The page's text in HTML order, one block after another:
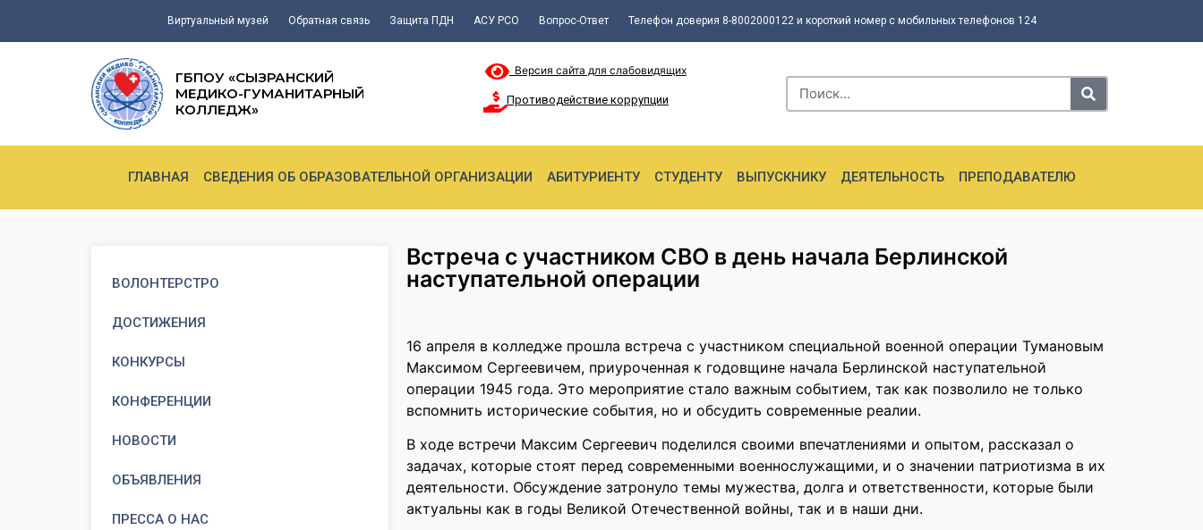
Виртуальный музей Обратная связь Защита ПДН АСУ РСО Вопрос-Ответ Телефон доверия 8-8002000122 и короткий номер с мобильных телефонов 124
ГБПОУ «СЫЗРАНСКИЙ
МЕДИКО-ГУМАНИТАРНЫЙ
КОЛЛЕДЖ»
Версия сайта для слабовидящих
Противодействие коррупции
ГЛАВНАЯ СВЕДЕНИЯ ОБ ОБРАЗОВАТЕЛЬНОЙ ОРГАНИЗАЦИИ АБИТУРИЕНТУ СТУДЕНТУ ВЫПУСКНИКУ ДЕЯТЕЛЬНОСТЬ ПРЕПОДАВАТЕЛЮ
ВОЛОНТЕРСТРО
ДОСТИЖЕНИЯ
КОНКУРСЫ
КОНФЕРЕНЦИИ
НОВОСТИ
ОБЪЯВЛЕНИЯ
ПРЕССА О НАС
Встреча с участником СВО в день начала Берлинской
наступательной операции
16 апреля в колледже прошла встреча с участником специальной военной операции Тумановым
Максимом Сергеевичем, приуроченная к годовщине начала Берлинской наступательной
операции 1945 года. Это мероприятие стало важным событием, так как позволило не только
вспомнить исторические события, но и обсудить современные реалии.
В ходе встречи Максим Сергеевич поделился своими впечатлениями и опытом, рассказал о
задачах, которые стоят перед современными военнослужащими, и о значении патриотизма в их
деятельности. Обсуждение затронуло темы мужества, долга и ответственности, которые были
актуальны как в годы Великой Отечественной войны, так и в наши дни.